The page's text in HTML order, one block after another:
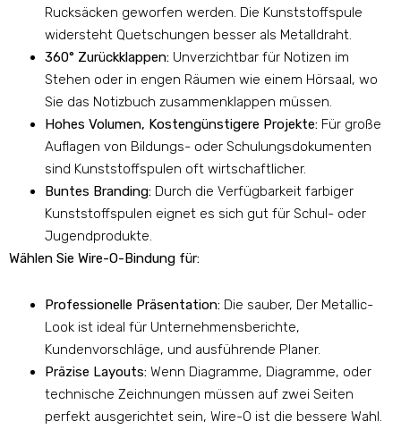
Rucksäcken geworfen werden. Die Kunststoffspule
widersteht Quetschungen besser als Metalldraht.
360° Zurückklappen: Unverzichtbar für Notizen im
Stehen oder in engen Räumen wie einem Hörsaal, wo
Sie das Notizbuch zusammenklappen müssen.
Hohes Volumen, Kostengünstigere Projekte: Für große
Auflagen von Bildungs- oder Schulungsdokumenten
sind Kunststoffspulen oft wirtschaftlicher.
Buntes Branding: Durch die Verfügbarkeit farbiger
Kunststoffspulen eignet es sich gut für Schul- oder
Jugendprodukte.
Wählen Sie Wire-O-Bindung für:
Professionelle Präsentation: Die sauber, Der Metallic-
Look ist ideal für Unternehmensberichte,
Kundenvorschläge, und ausführende Planer.
Präzise Layouts: Wenn Diagramme, Diagramme, oder
technische Zeichnungen müssen auf zwei Seiten
perfekt ausgerichtet sein, Wire-O ist die bessere Wahl.